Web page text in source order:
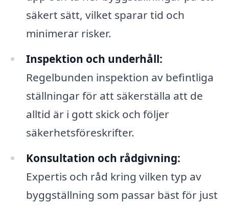
säkert sätt, vilket sparar tid och
minimerar risker.
Inspektion och underhåll:
Regelbunden inspektion av befintliga
ställningar för att säkerställa att de
alltid är i gott skick och följer
säkerhetsföreskrifter.
Konsultation och rådgivning:
Expertis och råd kring vilken typ av
byggställning som passar bäst för just